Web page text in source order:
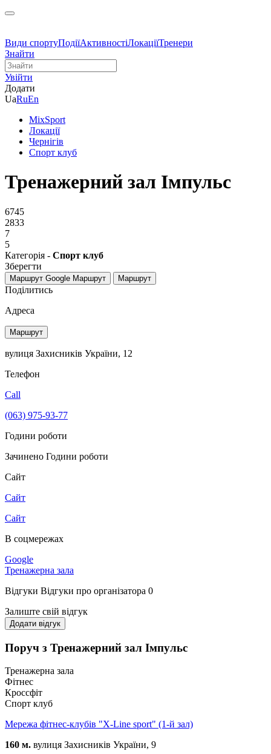
Види спортуПодіїАктивностіЛокаціїТренери
Знайти
Увійти
Додати
UaRuEn
MixSport
Локації
Чернігів
Спорт клуб
Тренажерний зал Імпульс
6745
2833
7
5
Категорія - Спорт клуб
Зберегти
Маршрут Google Маршрут Маршрут
Поділитись
Адреса
Маршрут
вулиця Захисників України, 12
Телефон
Call
(063) 975-93-77
Години роботи
Зачинено Години роботи
Сайт
Сайт
Сайт
В соцмережах
Google
Тренажерна зала
Відгуки Відгуки про організатора 0
Залиште свій відгук
Додати відгук
Поруч з Тренажерний зал Імпульс
Тренажерна зала
Фітнес
Кроссфіт
Спорт клуб
Мережа фітнес-клубів "X-Line sport" (1-й зал)
160 м. вулиця Захисників України, 9